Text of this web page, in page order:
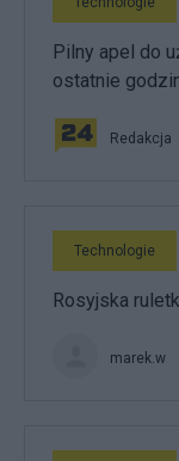
Pilny apel do
ostatnie
Redakcja
Technologie
Rosyjska
marek.w